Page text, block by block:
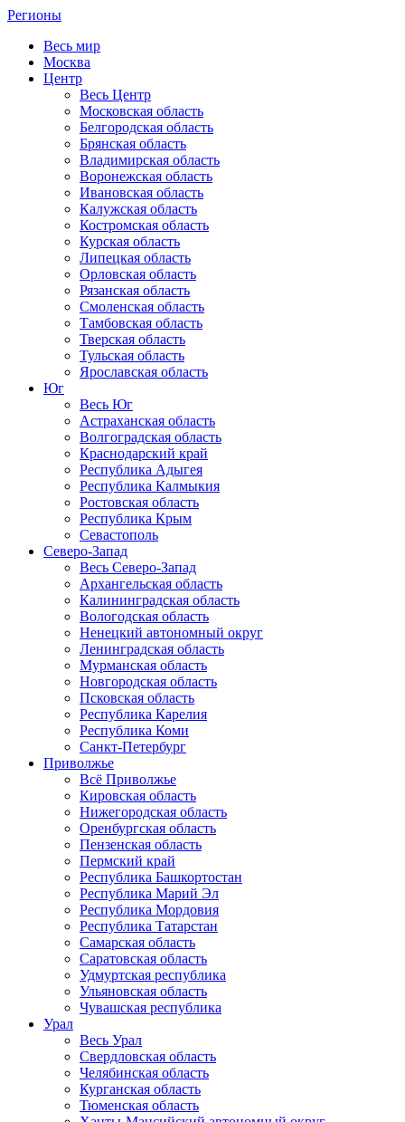
Регионы
Весь мир
Москва
Центр
Весь Центр
Московская область
Белгородская область
Брянская область
Владимирская область
Воронежская область
Ивановская область
Калужская область
Костромская область
Курская область
Липецкая область
Орловская область
Рязанская область
Смоленская область
Тамбовская область
Тверская область
Тульская область
Ярославская область
Юг
Весь Юг
Астраханская область
Волгоградская область
Краснодарский край
Республика Адыгея
Республика Калмыкия
Ростовская область
Республика Крым
Севастополь
Северо-Запад
Весь Северо-Запад
Архангельская область
Калининградская область
Вологодская область
Ненецкий автономный округ
Ленинградская область
Мурманская область
Новгородская область
Псковская область
Республика Карелия
Республика Коми
Санкт-Петербург
Приволжье
Всё Приволжье
Кировская область
Нижегородская область
Оренбургская область
Пензенская область
Пермский край
Республика Башкортостан
Республика Марий Эл
Республика Мордовия
Республика Татарстан
Самарская область
Саратовская область
Удмуртская республика
Ульяновская область
Чувашская республика
Урал
Весь Урал
Свердловская область
Челябинская область
Курганская область
Тюменская область